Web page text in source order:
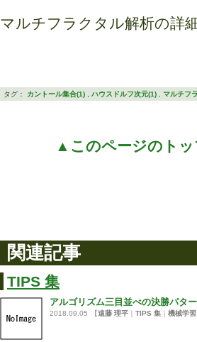
マルチフラクタル解析の詳
タグ： カントール集合(1) ハウスドルフ次元(1) マルチフ
▲このページのトッ
関連記事
TIPS 集
アルゴリズム三目並べの決勝パタ
2018.09.05 【遠藤 理平 TIPS 集 機械学習